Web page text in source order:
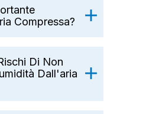
Compressa?
Di Non
Dall'aria